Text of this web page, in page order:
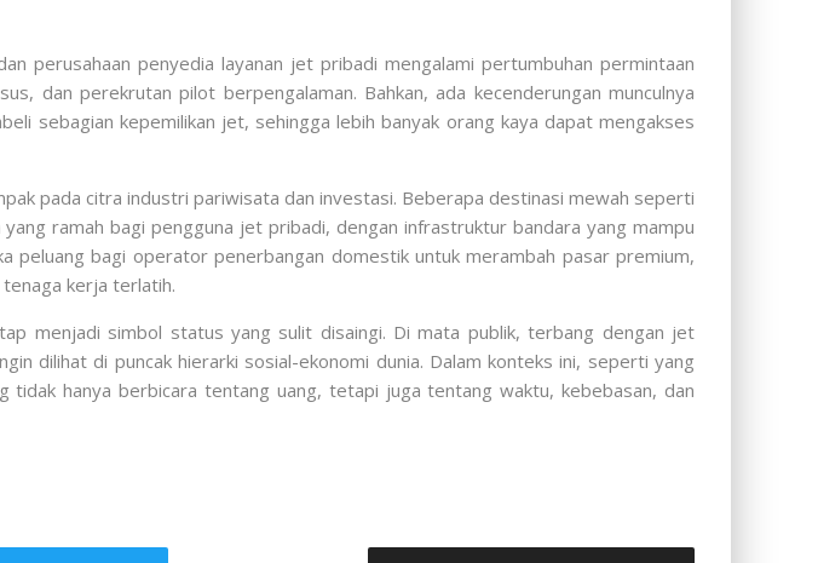
perusahaan penyedia layanan jet pribadi mengalami pertumbuhan permintaan
dan perekrutan pilot berpengalaman. Bahkan, ada kecenderungan munculnya
sebagian kepemilikan jet, sehingga lebih banyak orang kaya dapat mengakses
pada citra industri pariwisata dan investasi. Beberapa destinasi mewah seperti
ramah bagi pengguna jet pribadi, dengan infrastruktur bandara yang mampu
peluang bagi operator penerbangan domestik untuk merambah pasar premium,
kerja terlatih.
menjadi simbol status yang sulit disaingi. Di mata publik, terbang dengan jet
dilihat di puncak hierarki sosial-ekonomi dunia. Dalam konteks ini, seperti yang
tidak hanya berbicara tentang uang, tetapi juga tentang waktu, kebebasan, dan